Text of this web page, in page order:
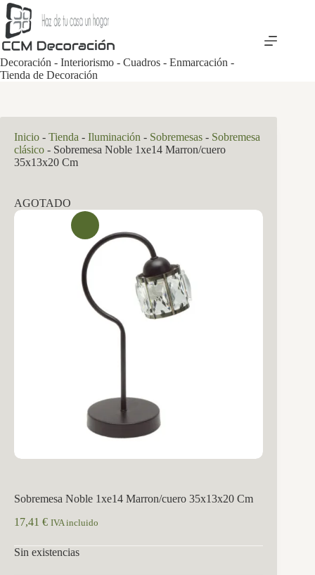
Saltar
al
contenido
Decoración - Interiorismo - Cuadros - Enmarcación -
Tienda de Decoración
Inicio - Tienda - Iluminación - Sobremesas - Sobremesa
clásico - Sobremesa Noble 1xe14 Marron/cuero
35x13x20 Cm
AGOTADO
Sobremesa Noble 1xe14 Marron/cuero 35x13x20 Cm
17,41 € IVA incluido
Sin existencias